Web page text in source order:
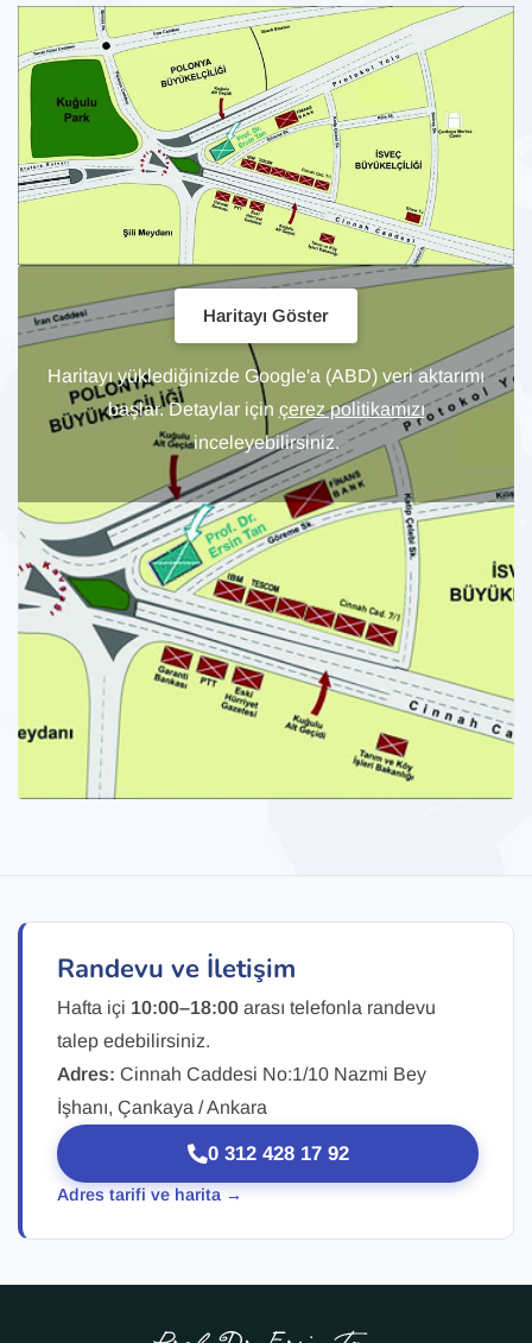
Haritayı Göster
Haritayı yüklediğinizde Google'a (ABD) veri aktarımı
başlar. Detaylar için çerez politikamızı
inceleyebilirsiniz.
Randevu ve İletişim
Hafta içi 10:00–18:00arası telefonla randevu
talep edebilirsiniz.
Adres: Cinnah Caddesi No:1/10 Nazmi Bey
İşhanı, Çankaya / Ankara
0 312 428 17 92
Adres tarifi ve harita →